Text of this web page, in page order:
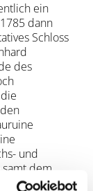
ein
dann
Schloss
des
und
dem